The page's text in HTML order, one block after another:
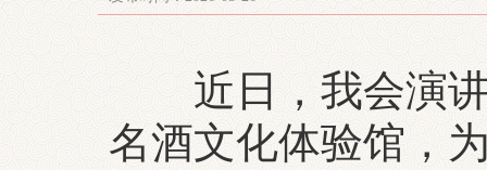
近日，我会演讲
名酒文化体验馆，